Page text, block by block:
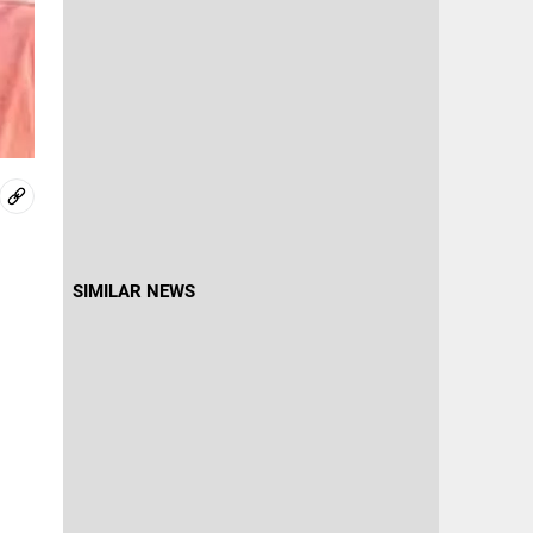
SIMILAR NEWS